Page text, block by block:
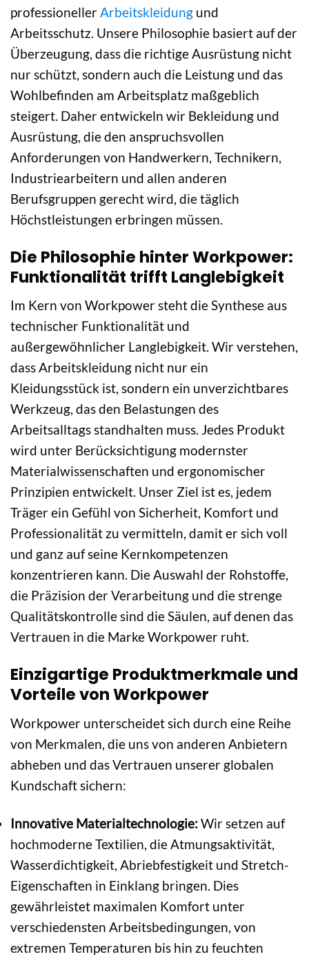
professionellerArbeitskleidung und
Arbeitsschutz. Unsere Philosophie basiert auf der
Überzeugung, dass die richtige Ausrüstung nicht
nur schützt, sondern auch die Leistung und das
Wohlbefinden am Arbeitsplatz maßgeblich
steigert. Daher entwickeln wir Bekleidung und
Ausrüstung, die den anspruchsvollen
Anforderungen von Handwerkern, Technikern,
Industriearbeitern und allen anderen
Berufsgruppen gerecht wird, die täglich
Höchstleistungen erbringen müssen.
Die Philosophie hinter Workpower:
Funktionalität trifft Langlebigkeit
Im Kern von Workpower steht die Synthese aus
technischer Funktionalität und
außergewöhnlicher Langlebigkeit. Wir verstehen,
dass Arbeitskleidung nicht nur ein
Kleidungsstück ist, sondern ein unverzichtbares
Werkzeug, das den Belastungen des
Arbeitsalltags standhalten muss. Jedes Produkt
wird unter Berücksichtigung modernster
Materialwissenschaften und ergonomischer
Prinzipien entwickelt. Unser Ziel ist es, jedem
Träger ein Gefühl von Sicherheit, Komfort und
Professionalität zu vermitteln, damit er sich voll
und ganz auf seine Kernkompetenzen
konzentrieren kann. Die Auswahl der Rohstoffe,
die Präzision der Verarbeitung und die strenge
Qualitätskontrolle sind die Säulen, auf denen das
Vertrauen in die Marke Workpower ruht.
Einzigartige Produktmerkmale und
Vorteile von Workpower
Workpower unterscheidet sich durch eine Reihe
von Merkmalen, die uns von anderen Anbietern
abheben und das Vertrauen unserer globalen
Kundschaft sichern:
Innovative Materialtechnologie:Wir setzen auf
hochmoderne Textilien, die Atmungsaktivität,
Wasserdichtigkeit, Abriebfestigkeit und Stretch-
Eigenschaften in Einklang bringen. Dies
gewährleistet maximalen Komfort unter
verschiedensten Arbeitsbedingungen, von
extremen Temperaturen bis hin zu feuchten